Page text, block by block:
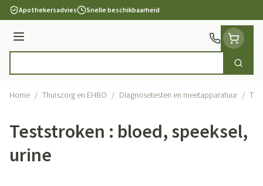
Ga naar de inhoud
Apothekersadvies Snelle beschikbaarheid
Menu
Zoek
Home / Thuiszorg en EHBO / Diagnosetesten en meetapparatuur /
Teststroken : bloed, speeksel,
urine